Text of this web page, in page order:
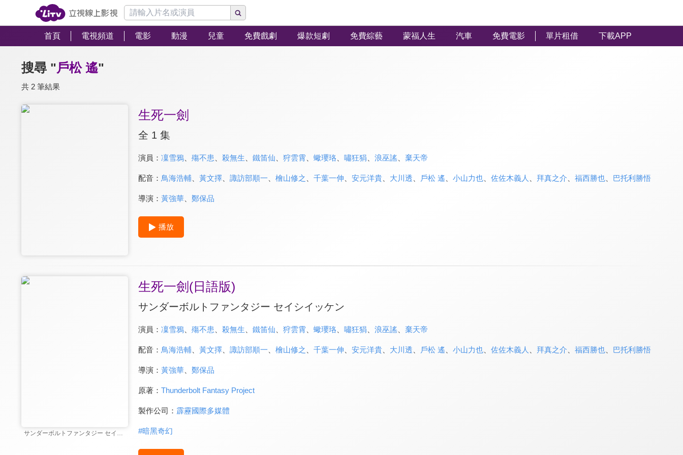
首頁 電視頻道 電影 動漫 兒童 免費戲劇 爆款短劇 免費綜藝 蒙福人生 汽車 免費電影 單片租借 下載APP
搜尋 "戶松 遙"
共 2 筆結果
生死一劍
全 1 集
演員： 凜雪鴉、 殤不患 殺無生 鐵笛仙 狩雲霄 蠍瓔珞、 嘯狂狷 浪巫謠、 棄天帝
配音： 鳥海浩輔、 黃文擇、 諏訪部順一 檜山修之 千葉一伸 安元洋貴、 大川透 戶松 遙 小山力也、 佐佐木義人 拜真之介 福西勝也、 巴托利勝悟
導演： 黃強華、 鄭保品
播放
サンダーボルトファンタジー セイシイッケン
生死一劍(日語版)
サンダーボルトファンタジー セイシイッケン
演員： 凜雪鴉、 殤不患 殺無生 鐵笛仙 狩雲霄 蠍瓔珞、 嘯狂狷 浪巫謠、 棄天帝
配音： 鳥海浩輔、 黃文擇、 諏訪部順一 檜山修之 千葉一伸 安元洋貴、 大川透 戶松 遙 小山力也、 佐佐木義人 拜真之介 福西勝也、 巴托利勝悟
導演： 黃強華、 鄭保品
原著： Thunderbolt Fantasy Project
製作公司： 霹靂國際多媒體
#暗黑奇幻